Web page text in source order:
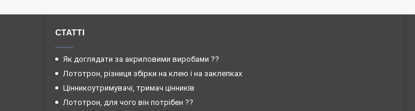
СТАТТІ
Як доглядати за акриловими виробами ??
Лототрон, різниця збірки на клею і на заклепках
Цінникоутримувачі, тримач цінників
Лототрон, для чого він потрібен ??